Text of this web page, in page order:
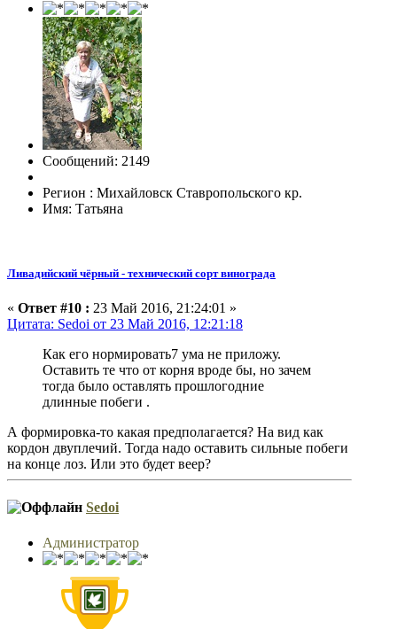
Сообщений: 2149
Регион : Михайловск Ставропольского кр.
Имя: Татьяна
Ливадийский чёрный - технический сорт винограда
« Ответ #10 : 23 Май 2016, 21:24:01 »
Цитата: Sedoi от 23 Май 2016, 12:21:18
Как его нормировать7 ума не приложу.
Оставить те что от корня вроде бы, но зачем
тогда было оставлять прошлогодние
длинные побеги .
А формировка-то какая предполагается? На вид как
кордон двуплечий. Тогда надо оставить сильные побеги
на конце лоз. Или это будет веер?
Sedoi
Администратор